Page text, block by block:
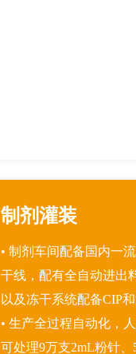
制剂灌装
• 制剂车间配备国内一
干线，配有全自动进出
以及冻干系统配备CIP和
• 生产全过程自动化，
可处理9万支2mL粉针